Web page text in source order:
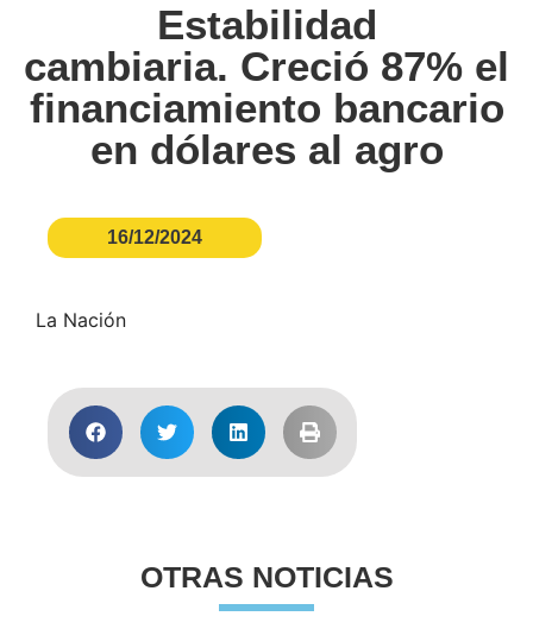
Estabilidad
cambiaria. Creció 87% el
financiamiento bancario
en dólares al agro
16/12/2024
La Nación
OTRAS NOTICIAS